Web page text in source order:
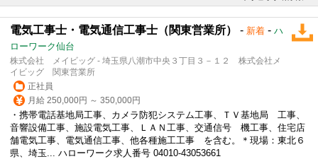
電気工事士・電気通信工事士（関東営業所） - 新着 - ハ
ローワーク仙台
株式会社 メイビッグ - 埼玉県八潮市中央３丁目３－１２ 株式会社メ
イビッグ 関東営業所
正社員
月給 250,000円 ～ 350,000円
・携帯電話基地局工事、カメラ防犯システム工事、ＴＶ基地局 工事、
音響設備工事、施設電気工事、ＬＡＮ工事、交通信号 機工事、住宅店
舗電気工事、電気通信工事、他各種施工工事 を含む。＊現場：東北６
県、埼玉... ハローワーク求人番号 04010-43053661